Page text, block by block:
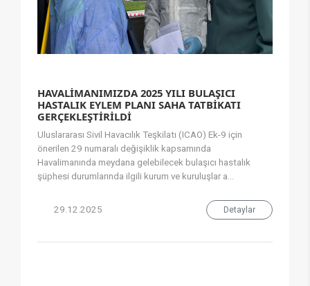
HAVALİMANIMIZDA 2025 YILI BULAŞICI
HASTALIK EYLEM PLANI SAHA TATBİKATI
GERÇEKLEŞTİRİLDİ
Uluslararası Sivil Havacılık Teşkilatı (ICAO) Ek-9 için
önerilen 29 numaralı değişiklik kapsamında
Havalimanında meydana gelebilecek bulaşıcı hastalık
şüphesi durumlarında ilgili kurum ve kuruluşlar a...
29.12.2025 Detaylar